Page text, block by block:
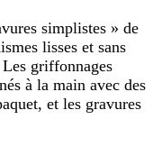
simplistes » de
lisses et sans
griffonnages
à la main avec des
et les gravures